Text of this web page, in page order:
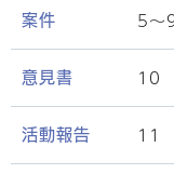
案件 5〜
意見書 10
活動報告 11